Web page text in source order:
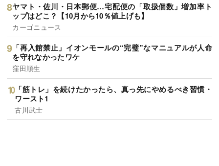
ヤマト・佐川・日本郵便…宅配便の「取扱個数」増加率ト
ップはどこ？【10月から10％値上げも】
カーゴニュース
「再入館禁止」イオンモールの“完璧”なマニュアルが人命
を守れなかったワケ
窪田順生
「筋トレ」を続けたかったら、真っ先にやめるべき習慣・
ワースト1
古川武士